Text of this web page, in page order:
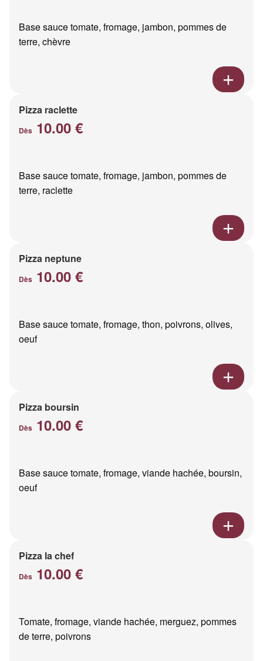
Base sauce tomate, fromage, jambon, pommes de
terre, chèvre
Pizza raclette
Dès 10.00 €
Base sauce tomate, fromage, jambon, pommes de
terre, raclette
Pizza neptune
Dès 10.00 €
Base sauce tomate, fromage, thon, poivrons, olives,
oeuf
Pizza boursin
Dès 10.00 €
Base sauce tomate, fromage, viande hachée, boursin,
oeuf
Pizza la chef
Dès 10.00 €
Tomate, fromage, viande hachée, merguez, pommes
de terre, poivrons